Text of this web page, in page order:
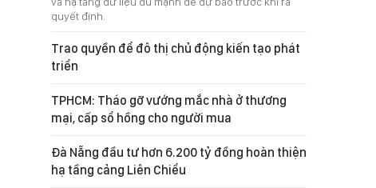
quyết định.
Trao quyền để đô thị chủ động kiến tạo phát
triển
TPHCM: Tháo gỡ vướng mắc nhà ở thương
mại, cấp sổ hồng cho người mua
Đà Nẵng đầu tư hơn 6.200 tỷ đồng hoàn thiện
hạ tầng cảng Liên Chiểu